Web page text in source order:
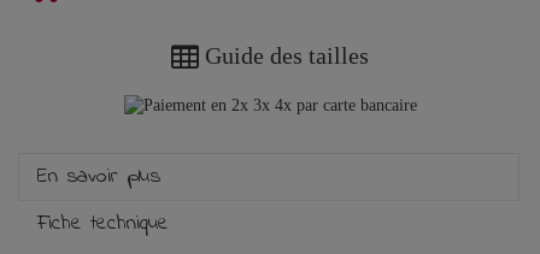
Guide des tailles
En savoir plus
Fiche technique